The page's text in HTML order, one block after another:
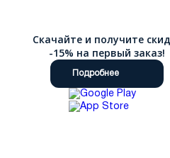
Скачайте и получите
-15% на первый заказ!
Подробнее